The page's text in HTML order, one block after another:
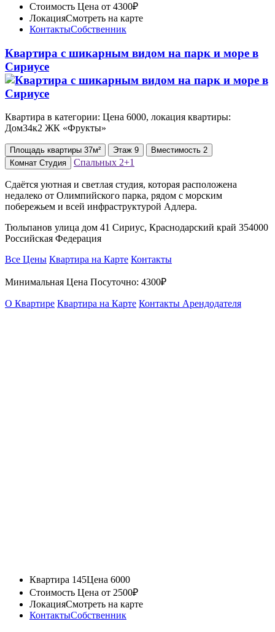
Стоимость Цена от 4300₽
ЛокацияСмотреть на карте
КонтактыСобственник
Квартира с шикарным видом на парк и море в
Сириусе
Квартира в категории: Цена 6000, локация квартиры:
Дом34к2 ЖК «Фрукты»
Площадь квартиры 37м² Этаж 9 Вместимость 2
Комнат Студия Спальных 2+1
Сдаётся уютная и светлая студия, которая расположена
недалеко от Олимпийского парка, рядом с морским
побережьем и всей инфраструктурой Адлера.
Тюльпанов улица дом 41 Сириус, Краснодарский край 354000
Российская Федерация
Все Цены Квартира на Карте Контакты
Минимальная Цена Посуточно: 4300₽
О Квартире Квартира на Карте Контакты Арендодателя
Квартира 145Цена 6000
Стоимость Цена от 2500₽
ЛокацияСмотреть на карте
КонтактыСобственник